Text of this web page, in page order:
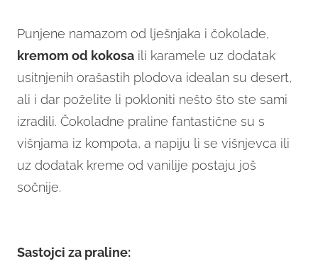
Punjene namazom od lješnjaka i čokolade,
kremom od kokosa ili karamele uz dodatak
usitnjenih orašastih plodova idealan su desert,
ali i dar poželite li pokloniti nešto što ste sami
izradili. Čokoladne praline fantastične su s
višnjama iz kompota, a napiju li se višnjevca ili
uz dodatak kreme od vanilije postaju još
sočnije.
Sastojci za praline: